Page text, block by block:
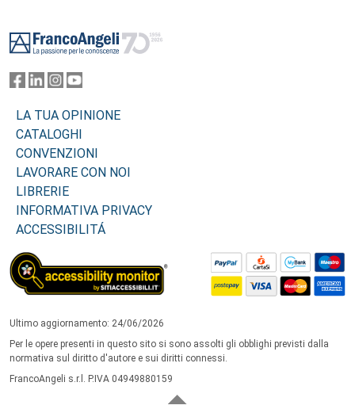
LA TUA OPINIONE
CATALOGHI
CONVENZIONI
LAVORARE CON NOI
LIBRERIE
INFORMATIVA PRIVACY
ACCESSIBILITÁ
Ultimo aggiornamento: 24/06/2026
Per le opere presenti in questo sito si sono assolti gli obblighi previsti dalla
normativa sul diritto d'autore e sui diritti connessi.
FrancoAngeli s.r.l. P.IVA 04949880159